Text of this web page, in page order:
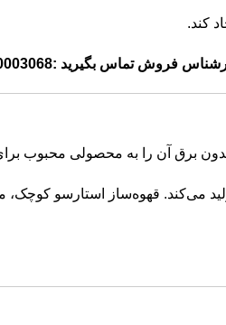
کند.
فروش تماس بگیرید :
برق آن را به محصولی محبوب
می‌کند. قهوه‌ساز استارسو کوچک،